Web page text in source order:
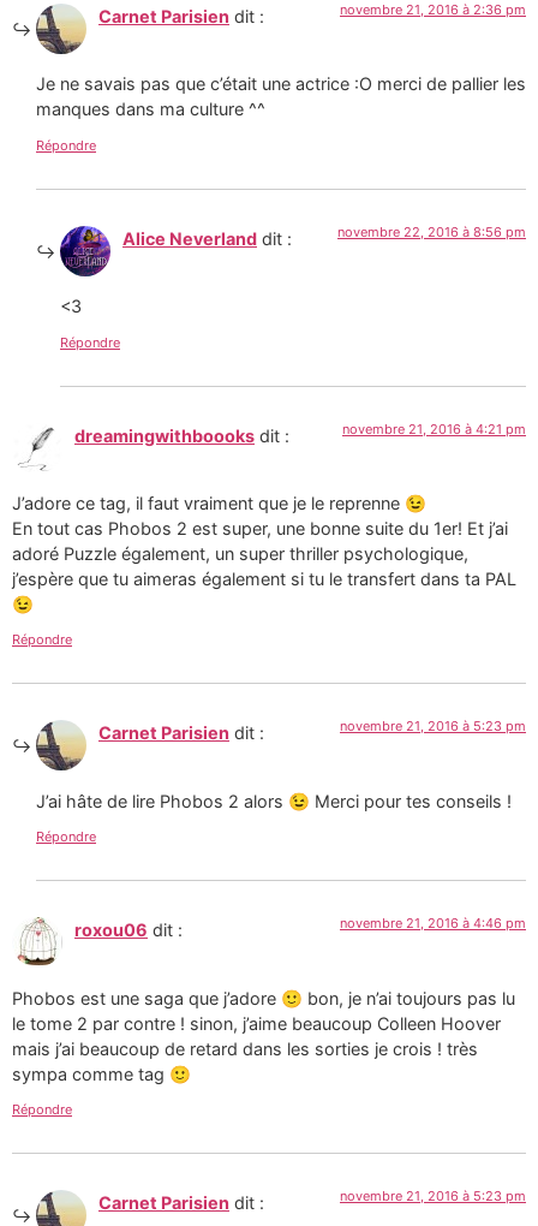
Carnet Parisien dit : novembre 21, 2016 à 2:36 pm
Je ne savais pas que c’était une actrice :O merci de pallier les
manques dans ma culture ^^
Répondre
Alice Neverland dit : novembre 22, 2016 à 8:56 pm
<3
Répondre
dreamingwithboooks dit : novembre 21, 2016 à 4:21 pm
J’adore ce tag, il faut vraiment que je le reprenne 😉
En tout cas Phobos 2 est super, une bonne suite du 1er! Et j’ai
adoré Puzzle également, un super thriller psychologique,
j’espère que tu aimeras également si tu le transfert dans ta PAL
😉
Répondre
Carnet Parisien dit : novembre 21, 2016 à 5:23 pm
J’ai hâte de lire Phobos 2 alors 😉 Merci pour tes conseils !
Répondre
roxou06 dit : novembre 21, 2016 à 4:46 pm
Phobos est une saga que j’adore 🙂 bon, je n’ai toujours pas lu
le tome 2 par contre ! sinon, j’aime beaucoup Colleen Hoover
mais j’ai beaucoup de retard dans les sorties je crois ! très
sympa comme tag 🙂
Répondre
Carnet Parisien dit : novembre 21, 2016 à 5:23 pm